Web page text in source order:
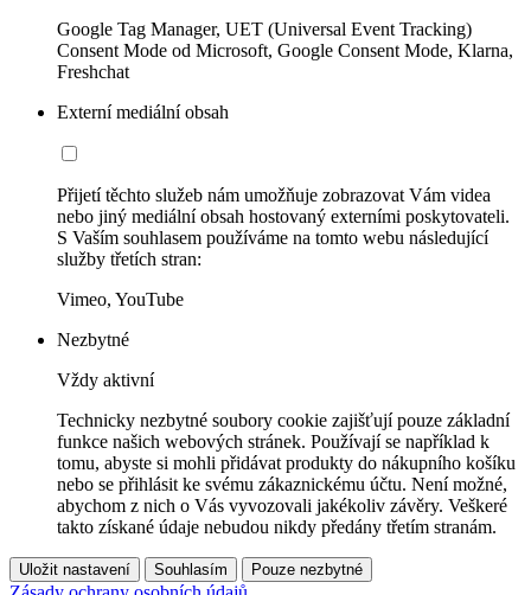
Google Tag Manager, UET (Universal Event Tracking)
Consent Mode od Microsoft, Google Consent Mode, Klarna,
Freshchat
Externí mediální obsah
Přijetí těchto služeb nám umožňuje zobrazovat Vám videa
nebo jiný mediální obsah hostovaný externími poskytovateli.
S Vaším souhlasem používáme na tomto webu následující
služby třetích stran:
Vimeo, YouTube
Nezbytné
Vždy aktivní
Technicky nezbytné soubory cookie zajišťují pouze základní
funkce našich webových stránek. Používají se například k
tomu, abyste si mohli přidávat produkty do nákupního košíku
nebo se přihlásit ke svému zákaznickému účtu. Není možné,
abychom z nich o Vás vyvozovali jakékoliv závěry. Veškeré
takto získané údaje nebudou nikdy předány třetím stranám.
Uložit nastavení Souhlasím Pouze nezbytné